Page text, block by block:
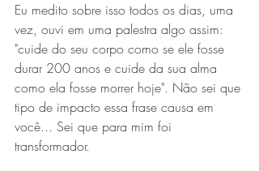
Eu medito sobre isso todos os dias, uma
vez, ouvi em uma palestra algo assim:
"cuide do seu corpo como se ele fosse
durar 200 anos e cuide da sua alma
como ela fosse morrer hoje". Não sei que
tipo de impacto essa frase causa em
você... Sei que para mim foi
transformador.